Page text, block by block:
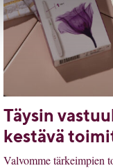
Täysin
kestävä
Valvomme tärkeimpien